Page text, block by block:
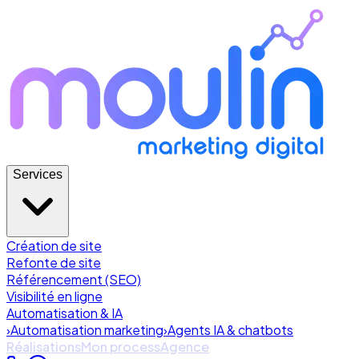
Services
Création de site
Refonte de site
Référencement (SEO)
Visibilité en ligne
Automatisation & IA
›Automatisation marketing›Agents IA & chatbots
RéalisationsMon processAgence